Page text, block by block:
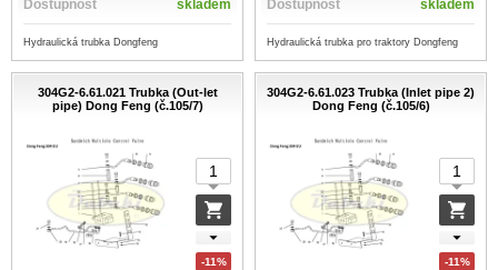
Dostupnost skladem
Hydraulická trubka Dongfeng
Dostupnost skladem
Hydraulická trubka pro traktory Dongfeng
304G2-6.61.021 Trubka (Out-let
pipe) Dong Feng (č.105/7)
-11%
304G2-6.61.023 Trubka (Inlet pipe 2)
Dong Feng (č.105/6)
-11%